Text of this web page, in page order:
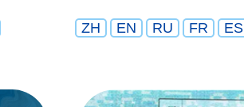
ZH EN RU FR ES